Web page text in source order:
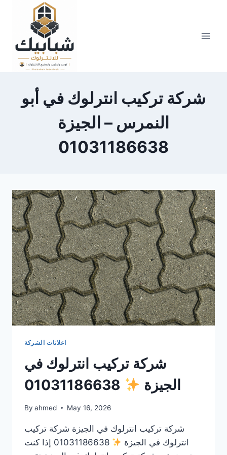
شركة تركيب انترلوك في أبو
النمرس – الجيزة
01031186638
اعلانات الشركة
شركة تركيب انترلوك في
الجيزة
By ahmed May 16, 2026
شركة تركيب انترلوك في الجيزة شركة تركيب
انترلوك في الجيزة
01031186638 إذا كنت